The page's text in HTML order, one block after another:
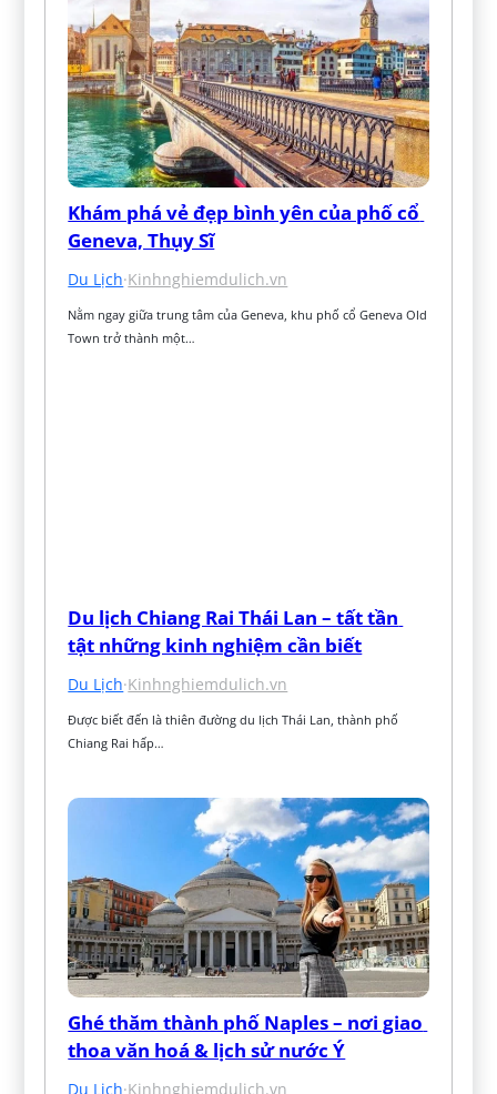
Khám phá vẻ đẹp bình yên của phố cổ
Geneva, Thụy Sĩ
Du Lịch·Kinhnghiemdulich.vn
Nằm ngay giữa trung tâm của Geneva, khu phố cổ Geneva Old
Town trở thành một…
Du lịch Chiang Rai Thái Lan – tất tần
tật những kinh nghiệm cần biết
Du Lịch·Kinhnghiemdulich.vn
Được biết đến là thiên đường du lịch Thái Lan, thành phố
Chiang Rai hấp…
Ghé thăm thành phố Naples – nơi giao
thoa văn hoá & lịch sử nước Ý
Du Lịch·Kinhnghiemdulich.vn